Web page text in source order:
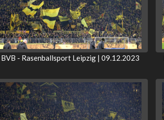
BVB - Rasenballsport Leipzig | 09.12.2023